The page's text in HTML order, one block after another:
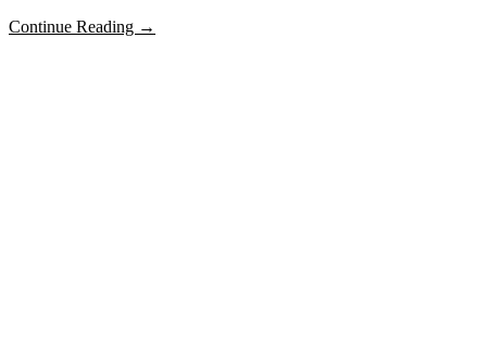
Continue Reading →